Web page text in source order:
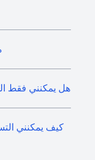
هل يمكنني فقط